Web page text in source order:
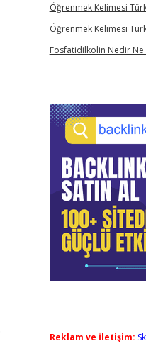
Öğrenmek Kelimesi
Öğrenmek Kelimesi
Fosfatidilkolin Nedir Ne
Reklam ve İletişim: